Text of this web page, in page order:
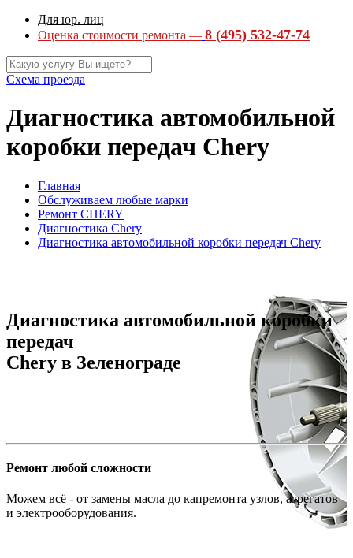
Для юр. лиц
Оценка стоимости ремонта — 8 (495) 532-47-74
Схема проезда
Диагностика автомобильной
коробки передач Chery
Главная
Обслуживаем любые марки
Ремонт CHERY
Диагностика Chery
Диагностика автомобильной коробки передач Chery
Диагностика автомобильной коробки
передач
Chery в Зеленограде
Ремонт любой сложности
Можем всё - от замены масла до капремонта узлов, агрегатов
и электрооборудования.